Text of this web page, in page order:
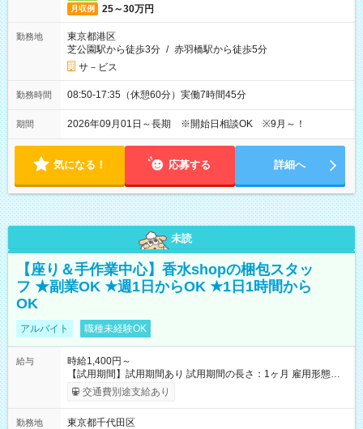
月収例 25～30万円
勤務地
東京都港区
芝公園駅から徒歩3分 / 赤羽橋駅から徒歩5分
サ－ビス
勤務時間 08:50-17:35（休憩60分）実働7時間45分
期間 2026年09月01日～長期 ※開始日相談OK ※9月～！
気になる！ 応募する 詳細へ
未読
【座り＆手作業中心】香水shopの梱包スタッ
フ ★副業OK ★週1日からOK ★1日1時間から
OK
アルバイト 職種未経験OK
給与
時給1,400円～
【試用期間】試用期間あり 試用期間の長さ：1ヶ月 雇用形態、
給与は本採用時と同じです。
交通費別途支給あり
勤務地
東京都千代田区